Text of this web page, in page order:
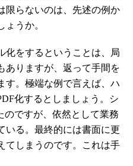
限らないのは、先述の例か
うか。
化をするということは、局
ありますが、返って手間を
す。極端な例で言えば、ハ
化するとしましょう。シ
のですが、依然として業務
いる。最終的には書面に更
てしまうのです。これは手